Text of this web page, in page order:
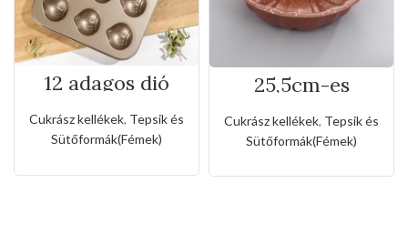
12 adagos dió
formájú tepsi
Cukrász kellékek, Tepsik és
Sütőformák(Fémek)
25,5cm-es
tapadásmentes
kuglóf sütőforma
Cukrász kellékek, Tepsik és
Sütőformák(Fémek)